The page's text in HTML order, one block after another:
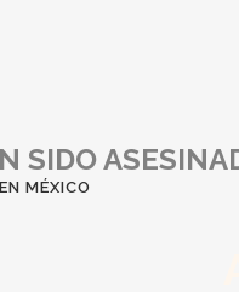
SIDO
MÉXICO